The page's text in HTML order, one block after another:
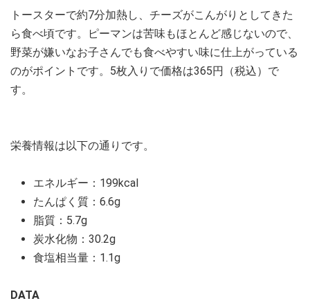
トースターで約7分加熱し、チーズがこんがりとしてきた
ら食べ頃です。ピーマンは苦味もほとんど感じないので、
野菜が嫌いなお子さんでも食べやすい味に仕上がっている
のがポイントです。5枚入りで価格は365円（税込）で
す。
栄養情報は以下の通りです。
エネルギー：199kcal
たんぱく質：6.6g
脂質：5.7g
炭水化物：30.2g
食塩相当量：1.1g
DATA